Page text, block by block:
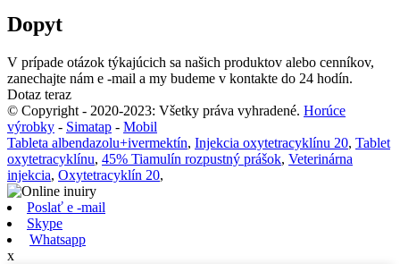
Dopyt
V prípade otázok týkajúcich sa našich produktov alebo cenníkov,
zanechajte nám e -mail a my budeme v kontakte do 24 hodín.
Dotaz teraz
© Copyright - 2020-2023: Všetky práva vyhradené. Horúce
výrobky - Simatap - Mobil
Tableta albendazolu+ivermektín, Injekcia oxytetracyklínu 20, Tablet
oxytetracyklínu, 45% Tiamulín rozpustný prášok, Veterinárna
injekcia, Oxytetracyklín 20,
Poslať e -mail
Skype
Whatsapp
x